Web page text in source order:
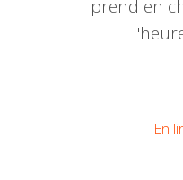
prend en
En